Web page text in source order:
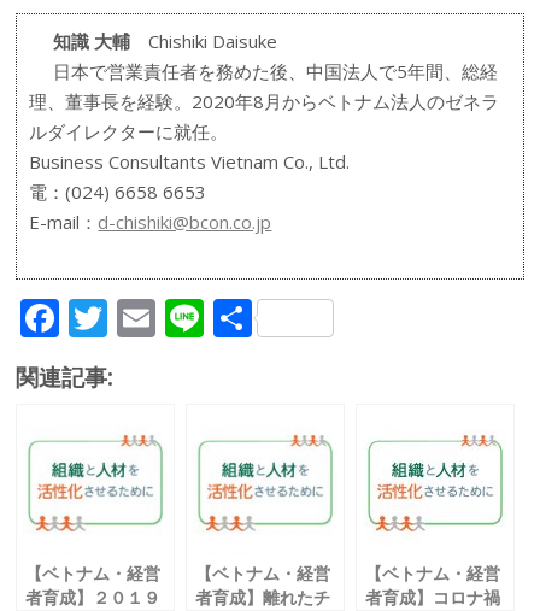
知識 大輔Chishiki Daisuke
日本で営業責任者を務めた後、中国法人で5年間、総経
理、董事長を経験。2020年8月からベトナム法人のゼネラ
ルダイレクターに就任。
Business Consultants Vietnam Co., Ltd.
電：(024) 6658 6653
E-mail： d-chishiki@bcon.co.jp
F
ac
e
b
o
o
k
T
itt
er
E
l
Li 共
関連記事:
【ベトナム・経営
者育成】２０１９
【ベトナム・経営
者育成】離れたチ
【ベトナム・経営
者育成】コロナ禍